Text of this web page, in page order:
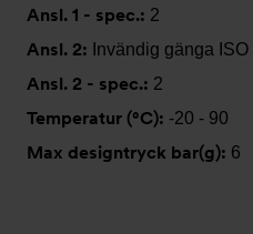
Ansl. 1 - spec.: 2
Ansl. 2: Invändig gänga
Ansl. 2 - spec.: 2
Temperatur (°C): -20 - 90
Max designtryck bar(g): 6